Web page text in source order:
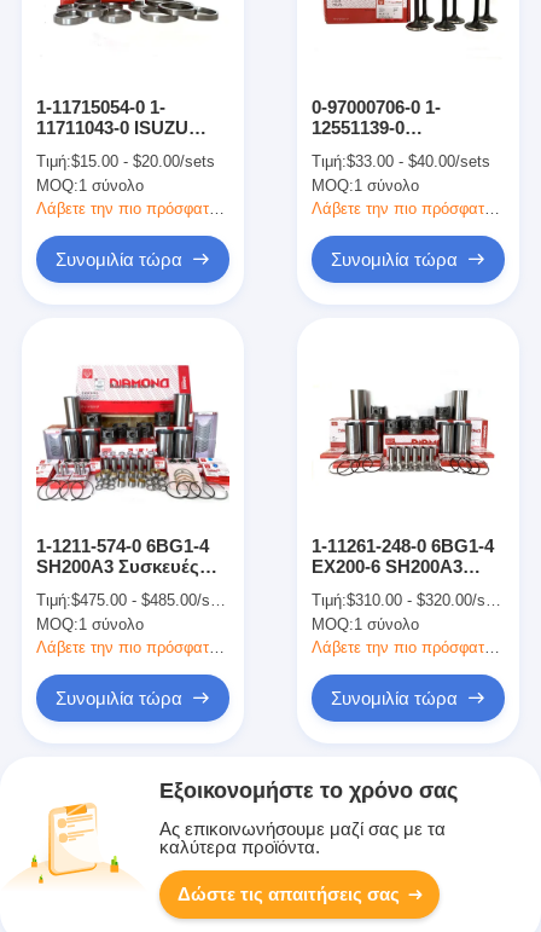
1-11715054-0 1-
11711043-0 ISUZU
Καθίσμα βαλβίδας
εξάτμισης για 6BG1-4
EX200-6
Τιμή:$15.00 - $20.00/sets
MOQ:1 σύνολο
Λάβετε την πιο πρόσφατη τιμή
Συνομιλία τώρα
0-97000706-0 1-
12551139-0
βαλβίδα εισροής
Βαλβίδας κινητήρα
Μέρη για 6BG1-4
Τιμή:$33.00 - $40.00/sets
MOQ:1 σύνολο
Συνομιλία τώρα
1-1211-574-0 6BG1-4
SH200A3 Συσκευές
μηχανών Πλήρες κιτ
επισκευής SL340
ZAX200-3
Τιμή:$475.00 - $485.00/sets
MOQ:1 σύνολο
Λάβετε την πιο πρόσφατη τιμή
Συνομιλία τώρα
1-11261-248-0 6BG1-4
EX200-6 SH200A3
Τμήματα κινητήρα
σκάφους Κιτ
κυλίνδρων
Τιμή:$310.00 - $320.00/sets
MOQ:1 σύνολο
Λάβετε την πιο πρόσφατη τιμή
Συνομιλία τώρα
Εξοικονομήστε το χρόνο σας
Ας επικοινωνήσουμε μαζί σας με τα
καλύτερα προϊόντα.
Δώστε τις απαιτήσεις σας